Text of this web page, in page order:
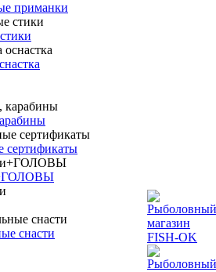
приманки
сертификаты
снасти